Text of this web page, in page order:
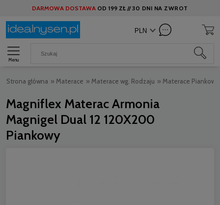
DARMOWA DOSTAWA OD 199 ZŁ //30 DNI NA ZWROT
Menu
Strona główna » Materace » Materace wg. Rodzaju » Materace Piankowe
Magniflex Materac Armonia
Magnigel Dual 12 120X200
Piankowy